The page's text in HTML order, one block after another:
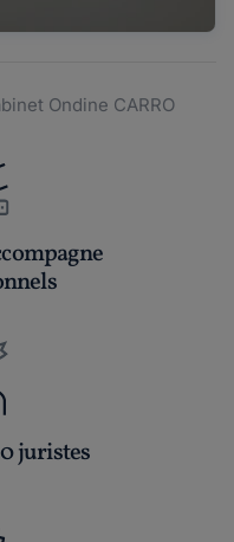
Ondine CARRO
juristes